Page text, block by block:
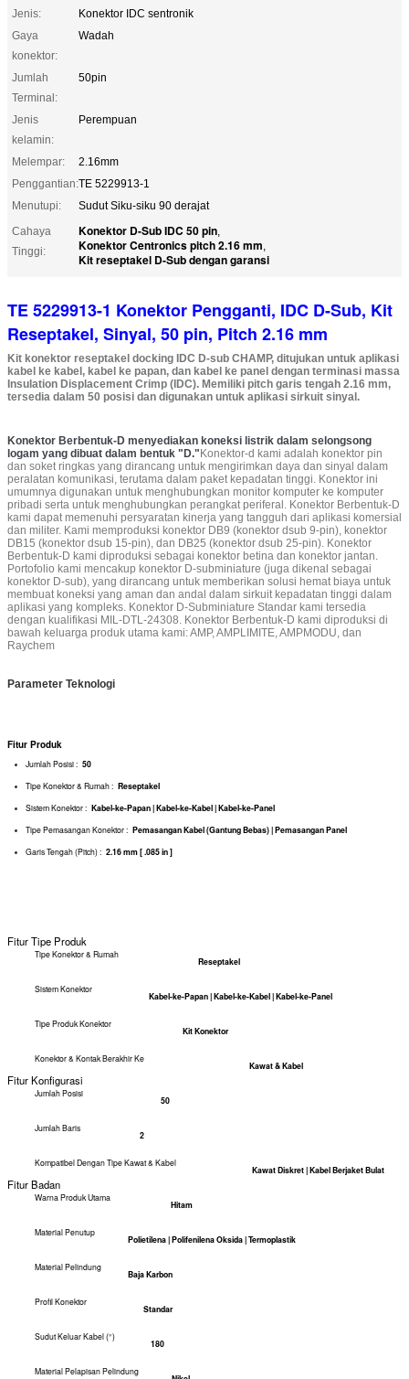
Jenis:
Konektor IDC sentronik
Gaya
konektor:
Wadah
Jumlah
Terminal:
50pin
Jenis
kelamin:
Perempuan
Melempar:
2.16mm
Penggantian:TE 5229913-1
Menutupi:
Sudut Siku-siku 90 derajat
Cahaya
Tinggi:
Konektor D-Sub IDC 50 pin,
Konektor Centronics pitch 2.16 mm,
Kit reseptakel D-Sub dengan garansi
TE 5229913-1 Konektor Pengganti, IDC D-Sub, Kit
Reseptakel, Sinyal, 50 pin, Pitch 2.16 mm
Kit konektor reseptakel docking IDC D-sub CHAMP, ditujukan untuk aplikasi
kabel ke kabel, kabel ke papan, dan kabel ke panel dengan terminasi massa
Insulation Displacement Crimp (IDC). Memiliki pitch garis tengah 2.16 mm,
tersedia dalam 50 posisi dan digunakan untuk aplikasi sirkuit sinyal.
Konektor Berbentuk-D menyediakan koneksi listrik dalam selongsong
logam yang dibuat dalam bentuk "D."Konektor-d kami adalah konektor pin
dan soket ringkas yang dirancang untuk mengirimkan daya dan sinyal dalam
peralatan komunikasi, terutama dalam paket kepadatan tinggi. Konektor ini
umumnya digunakan untuk menghubungkan monitor komputer ke komputer
pribadi serta untuk menghubungkan perangkat periferal. Konektor Berbentuk-D
kami dapat memenuhi persyaratan kinerja yang tangguh dari aplikasi komersial
dan militer. Kami memproduksi konektor DB9 (konektor dsub 9-pin), konektor
DB15 (konektor dsub 15-pin), dan DB25 (konektor dsub 25-pin). Konektor
Berbentuk-D kami diproduksi sebagai konektor betina dan konektor jantan.
Portofolio kami mencakup konektor D-subminiature (juga dikenal sebagai
konektor D-sub), yang dirancang untuk memberikan solusi hemat biaya untuk
membuat koneksi yang aman dan andal dalam sirkuit kepadatan tinggi dalam
aplikasi yang kompleks. Konektor D-Subminiature Standar kami tersedia
dengan kualifikasi MIL-DTL-24308. Konektor Berbentuk-D kami diproduksi di
bawah keluarga produk utama kami: AMP, AMPLIMITE, AMPMODU, dan
Raychem
Parameter Teknologi
Fitur Produk
Tipe Konektor & Rumah :
Tipe Pemasangan Konektor : Pemasangan Kabel (Gantung Bebas) | Pemasangan Panel
Garis Tengah (Pitch) : 2.16 mm [ .085 in ]
Sistem Konektor
Kabel-ke-Papan | Kabel-ke-Kabel | Kabel-ke-Panel
Kit Konektor
50